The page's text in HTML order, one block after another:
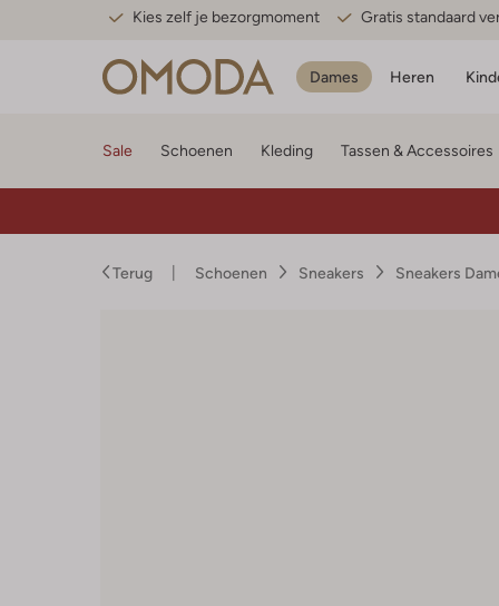
Kies zelf je bezorgmoment Gratis standaard
Dames Heren
Sale Schoenen Kleding Tassen & Accessoires
Terug Schoenen Sneakers Sneakers